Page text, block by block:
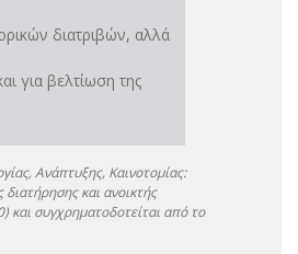
διατριβών, αλλά
για βελτίωση της
Ανάπτυξης, Καινοτομίας:
και ανοικτής
συγχρηματοδοτείται από το